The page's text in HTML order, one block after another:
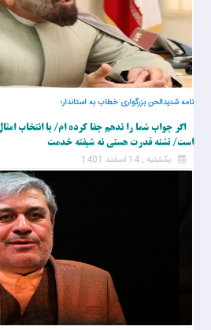
نامه شدیدالحن بزرگواری خطاب به استاندار؛
اگر جواب شما را ندهم جفا کرده ام/ با انتخاب
است/ تشنه قدرت هستی نه شیفته خدمت
یکشنبه , 14 اسفند 1401